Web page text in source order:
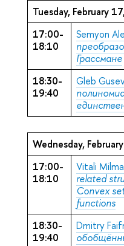
Tuesday, February
17:00-
18:10
Semyon
Грассмане
18:30-
19:40
Gleb
Wednesday,
17:00-
18:10
Vitali
related
Convex
functions
18:30-
19:40
Dmitry